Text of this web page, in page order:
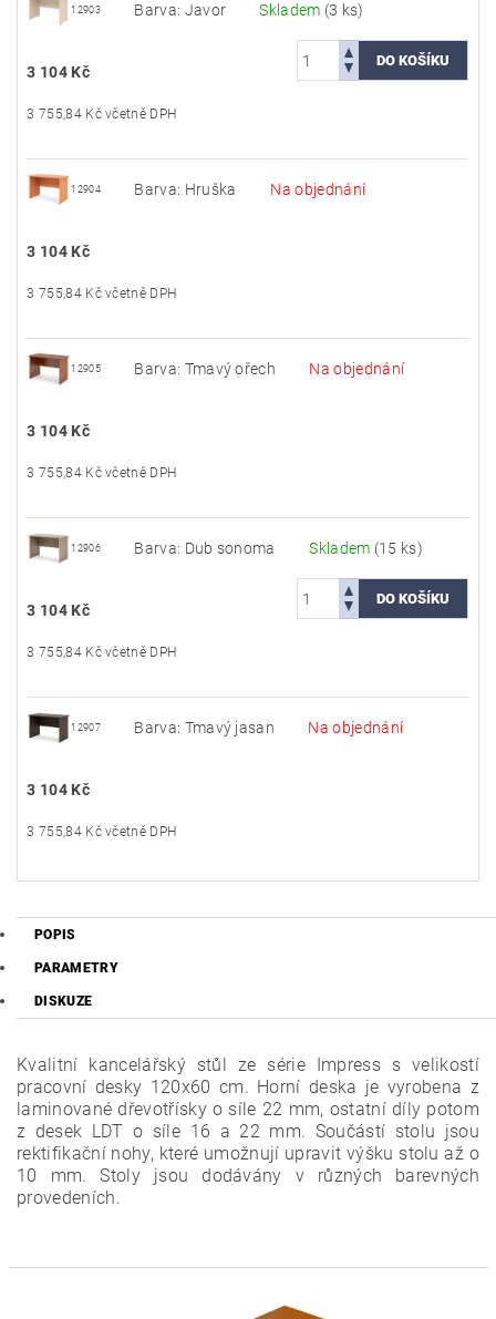
12903 Barva: Javor Skladem (3 ks)
3 104 Kč
3 755,84 Kč včetně DPH
12904 Barva: Hruška Na objednání
3 104 Kč
3 755,84 Kč včetně DPH
12905 Barva: Tmavý ořech Na objednání
3 104 Kč
3 755,84 Kč včetně DPH
12906 Barva: Dub sonoma Skladem (15 ks)
3 104 Kč
3 755,84 Kč včetně DPH
12907 Barva: Tmavý jasan Na objednání
3 104 Kč
3 755,84 Kč včetně DPH
POPIS
PARAMETRY
DISKUZE
Kvalitní kancelářský stůl ze série Impress s velikostí
pracovní desky 120x60 cm. Horní deska je vyrobena z
laminované dřevotřísky o síle 22 mm, ostatní díly potom
z desek LDT o síle 16 a 22 mm. Součástí stolu jsou
rektifikační nohy, které umožnují upravit výšku stolu až o
10 mm. Stoly jsou dodávány v různých barevných
provedeních.